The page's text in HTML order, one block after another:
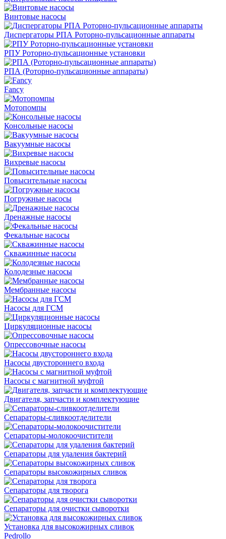
Винтовые насосы
Диспергаторы РПА Роторно-пульсационные аппараты
РПУ Роторно-пульсационные установки
РПА (Роторно-пульсационные аппараты)
Fancy
Мотопомпы
Консольные насосы
Вакуумные насосы
Вихревые насосы
Повысительные насосы
Погружные насосы
Дренажные насосы
Фекальные насосы
Скважинные насосы
Колодезные насосы
Мембранные насосы
Насосы для ГСМ
Циркуляционные насосы
Опрессовочные насосы
Насосы двустороннего входа
Насосы с магнитной муфтой
Двигателя, запчасти и комплектующие
Сепараторы-сливкоотделители
Сепараторы-молокоочистители
Сепараторы для удаления бактерий
Сепараторы высокожирных сливок
Сепараторы для творога
Сепараторы для очистки сыворотки
Установка для высокожирных сливок
Pedrollo